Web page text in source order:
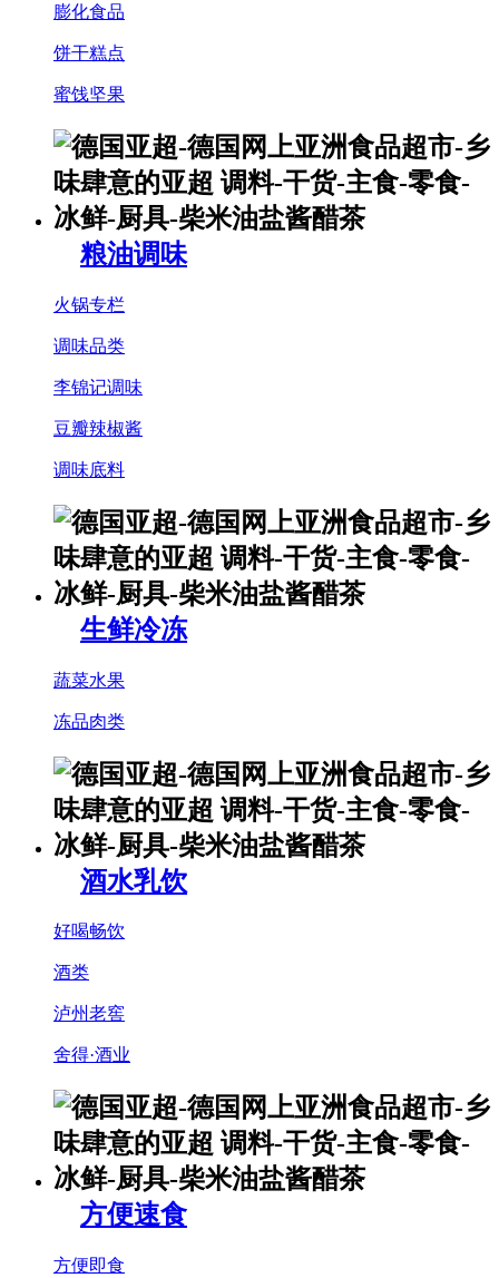
膨化食品
饼干糕点
蜜饯坚果
粮油调味
火锅专栏
调味品类
李锦记调味
豆瓣辣椒酱
调味底料
生鲜冷冻
蔬菜水果
冻品肉类
酒水乳饮
好喝畅饮
酒类
泸州老窖
舍得·酒业
方便速食
方便即食